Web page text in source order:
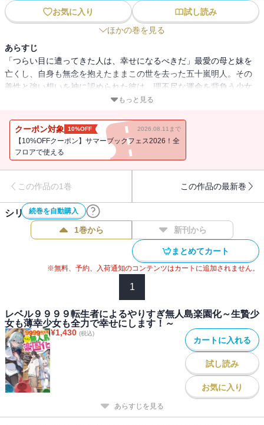
お気に入り
試し読み
ほかの巻を見る
あらすじ
「つらい目に遭ってきた人は、幸せになるべきだ」最愛の母と妹を
亡くし、自身も無念を抱えたままこの世を去った五十嵐明人。その
善性と強い想いを神に認められた彼は、理不尽な運命を背負う少女
たちを救うため、異世界＜アルカディア＞へ転生する。レベル９９
女たちが海を越えて辿り着く無人島。そこで待っていたのは異世界
の優しい人々との出会いと・・・・・・家族との再会。これは、み
んなで幸せを創っていく物語！
もっと見る
クーポン対象 10%OFF 2026.08.11まで
【10%OFFクーポン】サマーブックフェス2026！全
フロアで使える
この作品の1巻 この作品の最新巻
続巻を自動購入
シリーズ作品(2件)
1巻から 新刊から
まとめてカート
※無料、予約、入荷通知のコンテンツはカートに追加されません。
1
レベル９９９９転生者によるやりすぎ無人島楽園化～生贄少
女も薄幸少女も全力で幸せにします！～
¥1,430 (税込)
カートに入れる
試し読み
お気に入り
あらすじを見る